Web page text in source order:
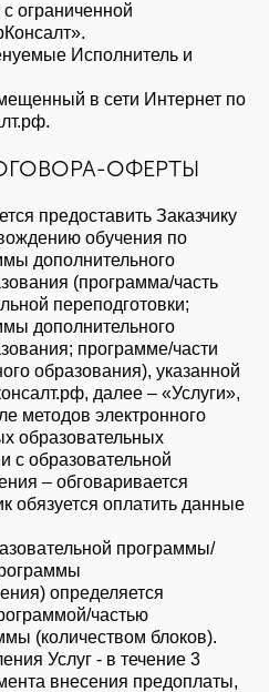
ограниченной
Исполнитель и
в сети Интернет по
ОФЕРТЫ
предоставить Заказчику
обучения по
дополнительного
(программа/часть
переподготовки;
дополнительного
программе/части
образования), указанной
далее – «Услуги»,
методов электронного
образовательных
с образовательной
– обговаривается
обязуется оплатить данные
программы/
определяется
частью
(количеством блоков).
Услуг - в течение 3
внесения предоплаты,